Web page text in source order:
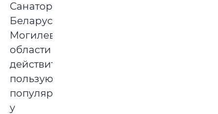
Санатории
Беларуси,
Могилевской
области
действительно
пользуются
популярностью
у